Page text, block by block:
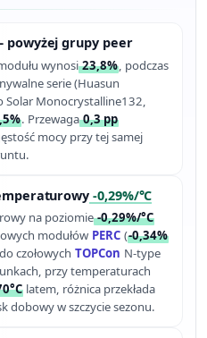
powyżej grupy peer
wynosi23,8%, podczas
serie (Huasun
Solar Monocrystalline132,
. Przewaga0,3 pp
mocy przy tej samej
-0,29%/°C
na poziomie-0,29%/°C
modułów PERC (-0,34%
czołowych TOPCon N-type
przy temperaturach
latem, różnica przekłada
dobowy w szczycie sezonu.